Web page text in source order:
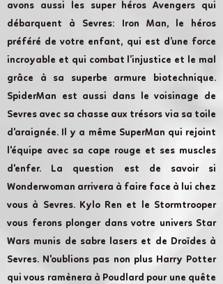
avons aussi les super héros Avengers qui
débarquent à Sevres: Iron Man, le héros
préféré de votre enfant, qui est d’une force
incroyable et qui combat l’injustice et le mal
grâce à sa superbe armure biotechnique.
SpiderMan est aussi dans le voisinage de
Sevres avec sa chasse aux trésors via sa toile
d'araignée. Il y a même SuperMan qui rejoint
l'équipe avec sa cape rouge et ses muscles
d'enfer. La question est de savoir si
Wonderwoman arrivera à faire face à lui chez
vous à Sevres. Kylo Ren et le Stormtrooper
vous ferons plonger dans votre univers Star
Wars munis de sabre lasers et de Droïdes à
Sevres. N'oublions pas non plus Harry Potter
qui vous ramènera à Poudlard pour une quête